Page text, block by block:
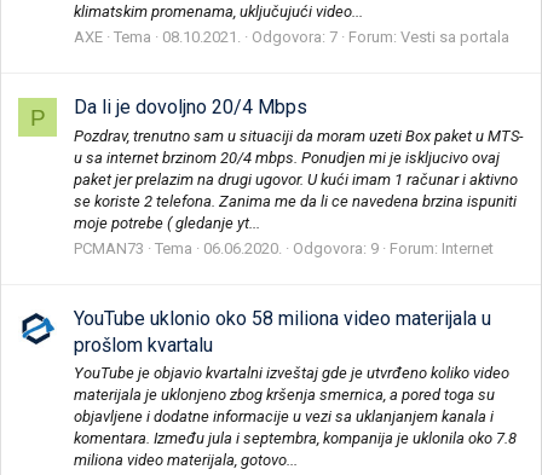
klimatskim promenama, uključujući video...
AXE Tema 08.10.2021. Odgovora: 7 Forum: Vesti sa portala
P Da li je dovoljno 20/4 Mbps
Pozdrav, trenutno sam u situaciji da moram uzeti Box paket u MTS-
u sa internet brzinom 20/4 mbps. Ponudjen mi je iskljucivo ovaj
paket jer prelazim na drugi ugovor. U kući imam 1 računar i aktivno
se koriste 2 telefona. Zanima me da li ce navedena brzina ispuniti
moje potrebe ( gledanje yt...
PCMAN73
Tema 06.06.2020. Odgovora: 9 Forum: Internet
YouTube uklonio oko 58 miliona video materijala u
prošlom kvartalu
YouTube je objavio kvartalni izveštaj gde je utvrđeno koliko video
materijala je uklonjeno zbog kršenja smernica, a pored toga su
objavljene i dodatne informacije u vezi sa uklanjanjem kanala i
komentara. Između jula i septembra, kompanija je uklonila oko 7.8
miliona video materijala, gotovo...